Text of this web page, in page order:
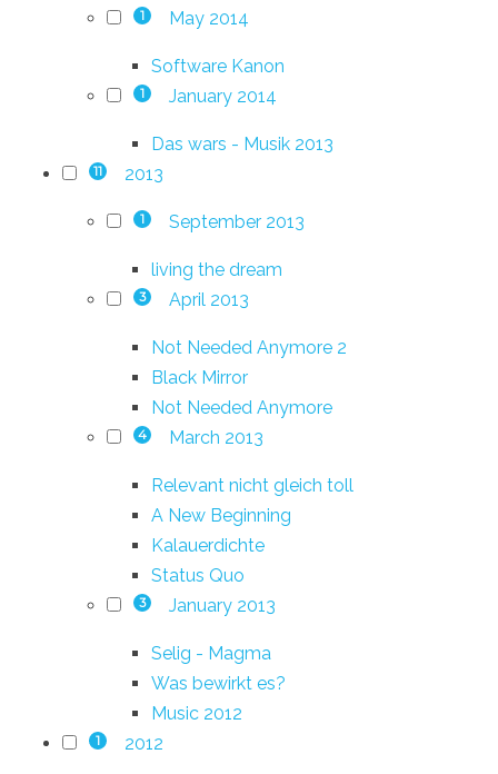
1 May 2014
Software Kanon
1 January 2014
Das wars - Musik 2013
11 2013
1 September 2013
living the dream
3 April 2013
Not Needed Anymore 2
Black Mirror
Not Needed Anymore
4 March 2013
Relevant nicht gleich toll
A New Beginning
Kalauerdichte
Status Quo
3 January 2013
Selig - Magma
Was bewirkt es?
Music 2012
1 2012